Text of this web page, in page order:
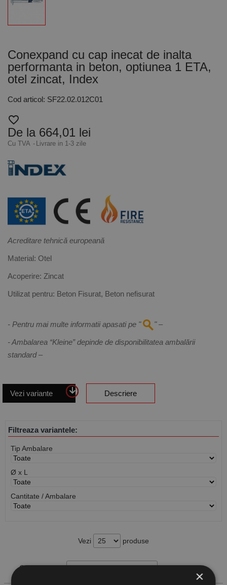
Conexpand cu cap inecat de inalta
performanta in beton, optiunea 1 ETA,
otel zincat, Index
Cod articol: SF22.02.012C01
favorite_border
De la 664,01 lei
Cu TVA Livrare in 1-3 zile
Acreditare tehnică europeană
Material: Otel
Acoperire: Zincat
Utilizat pentru: Beton Fisurat, Beton nefisurat
- Pentru mai multe informatii apasati pe " " –
- Ambalarea “Kleine” depinde de disponibilitatea ambalării
standard –
Vezi variante Descriere
Filtreaza variantele:
Tip Ambalare
Ø x L
Cantitate / Ambalare
Vezi produse
Cauta produs
×